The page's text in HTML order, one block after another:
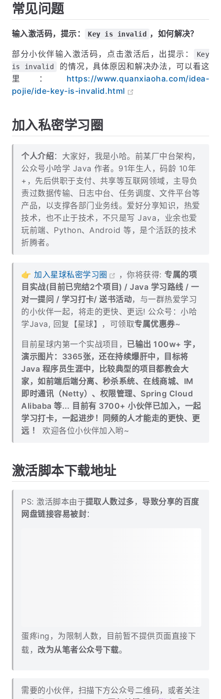
常见问题
输入激活码，提示： Key is invalid ，如何解决？
部分小伙伴输入激活码，点击激活后，出提示：
Key
is invalid
的情况，具体原因和解决办法，可以看这
里： https://www.quanxiaoha.com/idea-
pojie/ide-key-is-invalid.html
加入私密学习圈
个人介绍：大家好，我是小哈。前某厂中台架构，
公众号小哈学 Java 作者。91年生人，码龄 10年
+，先后供职于支付、共享等互联网领域，主导负
责过数据传输、日志中台、任务调度、文件平台等
产品，以支撑各部门业务线。爱好分享知识，热爱
技术，也不止于技术，不只是写 Java，业余也爱
玩前端、Python、Android 等，是个活跃的技术
折腾者。
👉加入星球私密学习圈 ，你将获得: 专属的项
目实战(目前已完结2个项目) / Java 学习路线 / 一
对一提问 / 学习打卡/ 送书活动，与一群热爱学习
的小伙伴一起，将走的更快、更远! 公众号：小哈
学Java, 回复【星球】，可领取专属优惠券~
目前星球内第一个实战项目， 已输出 100w+ 字，
演示图片：3365张，还在持续爆肝中，目标将
Java 程序员生涯中，比较典型的项目都教会大
家，如前端后端分离、秒杀系统、在线商城、IM
即时通讯（Netty）、权限管理、Spring Cloud
Alibaba 等... 目前有 3700+ 小伙伴已加入，一起
学习打卡，一起进步！同频的人才能走的更快、更
远 ！
欢迎各位小伙伴加入哟~
激活脚本下载地址
PS: 激活脚本由于提取人数过多 ， 导致分享的百度
网盘链接容易被封：
蛋疼ing，为限制人数，目前暂不提供页面直接下
载， 改为从笔者公众号下载。
需要的小伙伴，扫描下方公众号二维码，或者关注